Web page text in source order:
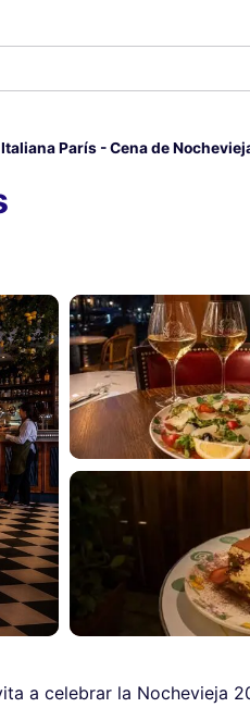
París - Cena de
a celebrar la Nochevieja